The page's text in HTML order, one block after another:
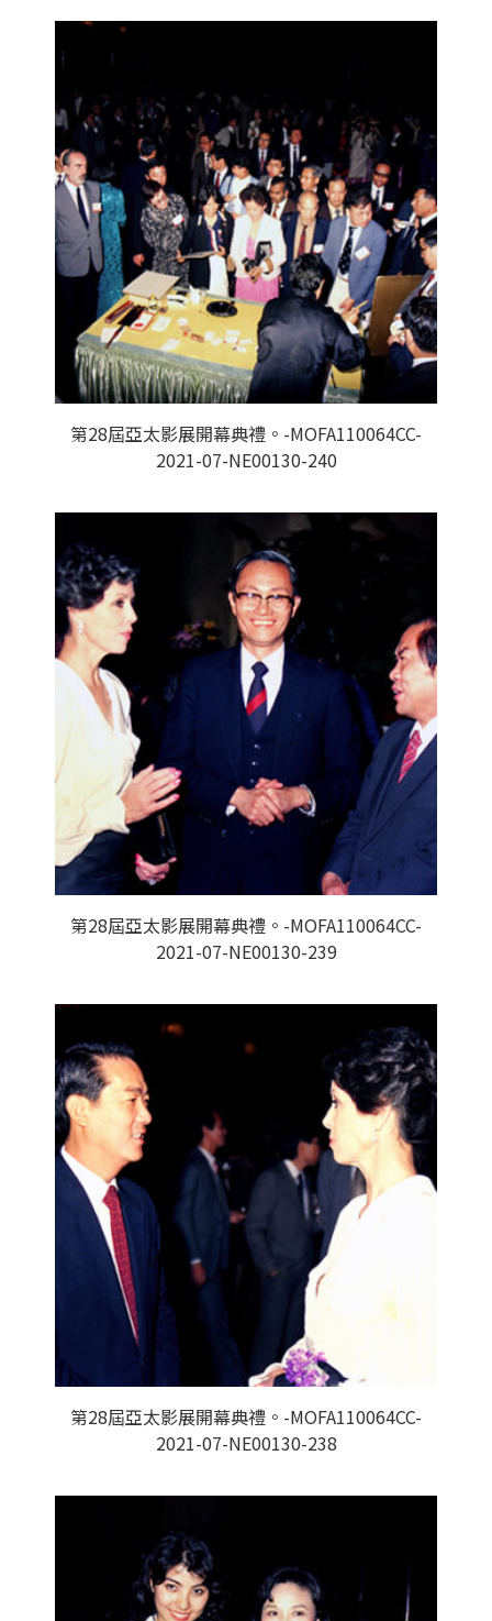
第28屆亞太影展開幕典禮。-MOFA110064CC-
2021-07-NE00130-240
第28屆亞太影展開幕典禮。-MOFA110064CC-
2021-07-NE00130-239
第28屆亞太影展開幕典禮。-MOFA110064CC-
2021-07-NE00130-238